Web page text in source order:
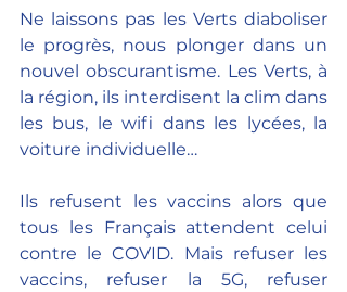
Ne laissons pas les Verts diaboliser
le progrès, nous plonger dans un
nouvel obscurantisme. Les Verts, à
la région, ils interdisent la clim dans
les bus, le wifi dans les lycées, la
voiture individuelle…
Ils refusent les vaccins alors que
tous les Français attendent celui
contre le COVID. Mais refuser les
vaccins, refuser la 5G, refuser